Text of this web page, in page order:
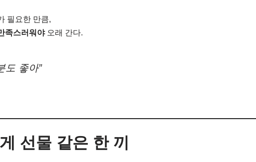
필요한 만큼,
족스러워야오래 간다.
도 좋아”
선물 같은 한 끼